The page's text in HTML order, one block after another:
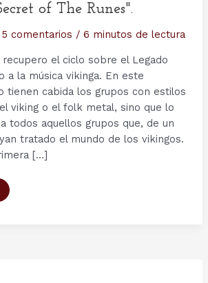
of The Runes".
5 comentarios / 6 minutos de lectura
el ciclo sobre el Legado
a la música vikinga. En este
tienen cabida los grupos con estilos
viking o el folk metal, sino que lo
todos aquellos grupos que, de un
tratado el mundo de los vikingos.
[…]